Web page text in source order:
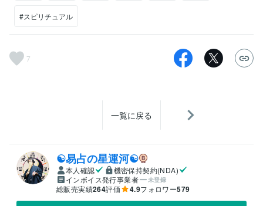
#スピリチュアル
7
一覧に戻る
☯易占の星運河☯
本人確認
機密保持契約(NDA)
インボイス発行事業者
未登録
総販売実績264評価 4.9フォロワー579